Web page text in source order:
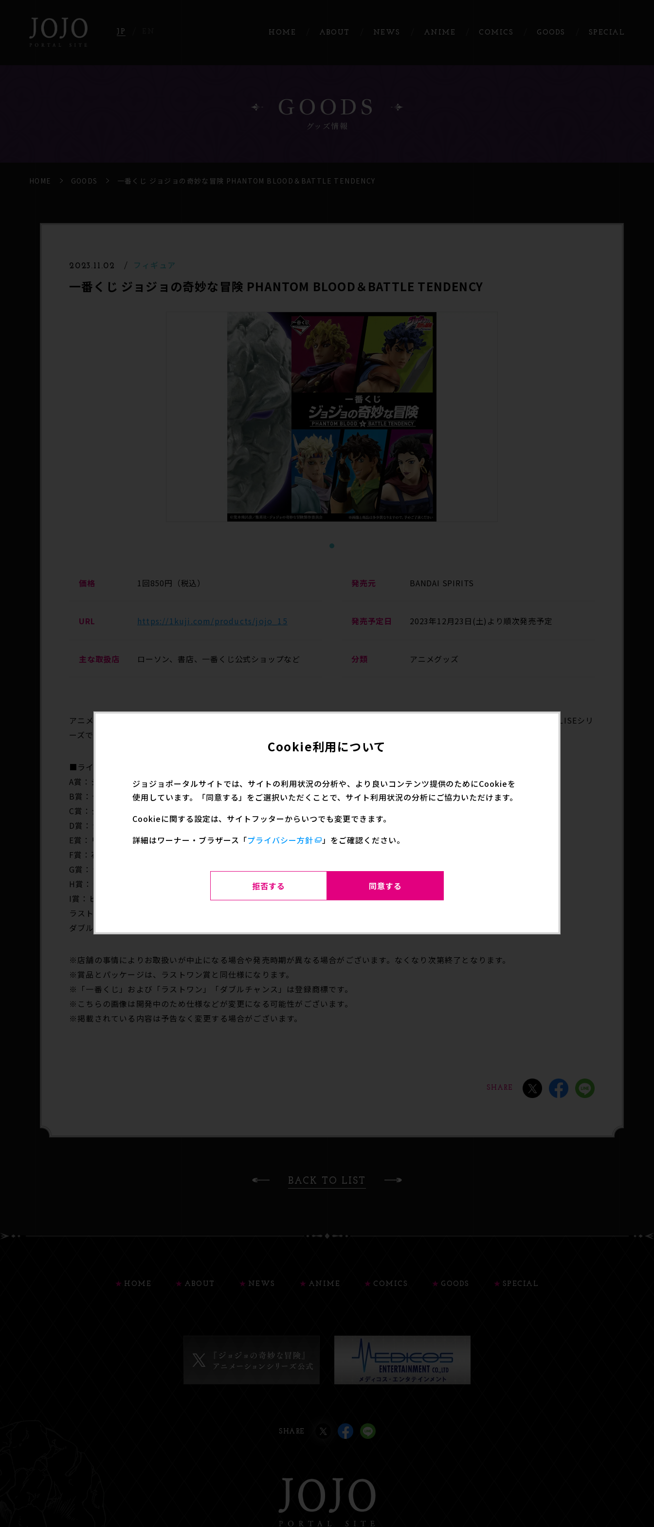
JP HOME ABOUT NEWS ANIME COMICS GOODS SPECIAL
GOODS
グッズ情報
HOME GOODS 一番くじ ジョジョの奇妙な冒険 PHANTOM BLOOD＆BATTLE TENDENCY
2023.11.02 フィギュア
一番くじ ジョジョの奇妙な冒険 PHANTOM BLOOD＆BATTLE TENDENCY
1
価格 1回850円（税込） 発売元 BANDAI SPIRITS
URL https://1kuji.com/products/jojo_15 発売予定日 2023年12月23日(土)より順次発売予定
主な取扱店 ローソン、書店、一番くじ公式ショップなど 分類 アニメグッズ
アニメ「ジョジョの奇妙な冒険 ファントムブラッド」「ジョジョの奇妙な冒険 戦闘潮流」に登場するキャラクター達が、MASTERLISEシリ
ーズで立体化!!
■ラインナップ■
A賞：ジョナサン・ジョースター MASTERLISE
B賞：ディオ・ブランドー MASTERLISE
C賞：ジョセフ・ジョースター MASTERLISE
D賞：シーザー・アントニオ・ツェペリ MASTERLISE
E賞：リサリサ MASTERLISE
F賞：石仮面 MASTERELIVE COLLECTION
G賞：ラバーコースター
H賞：タンブラー
I賞：ビジュアルボード
ラストワン賞：ジョセフ・ジョースター MASTERLISE（最終決戦ver.）
ダブルチャンスキャンペーン：ジョセフ・ジョースター MASTERLISE（最終決戦ver.）
※店舗の事情によりお取扱いが中止になる場合や発売時期が異なる場合がございます。なくなり次第終了となります。
※賞品とパッケージは、ラストワン賞と同仕様になります。
※「一番くじ」および「ラストワン」「ダブルチャンス」は登録商標です。
※こちらの画像は開発中のため仕様などが変更になる可能性がございます。
※掲載されている内容は予告なく変更する場合がございます。
SHARE
BACK TO LIST
HOME ABOUT NEWS ANIME COMICS GOODS SPECIAL
SHARE
Cookie利用について
ジョジョポータルサイトでは、サイトの利用状況の分析や、より良いコンテンツ提供のためにCookieを
使用しています。「同意する」をご選択いただくことで、サイト利用状況の分析にご協力いただけます。
Cookieに関する設定は、サイトフッターからいつでも変更できます。
詳細はワーナー・ブラザース 「プライバシー方針 」をご確認ください。
拒否する 同意する